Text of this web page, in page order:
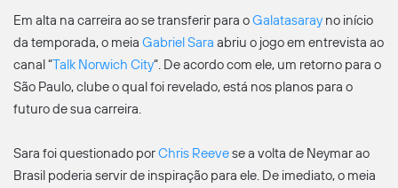
Em alta na carreira ao se transferir para oGalatasarayno início
da temporada, o meia Gabriel Sara abriu o jogo em entrevista ao
canal “Talk Norwich City“. De acordo com ele, um retorno para o
São Paulo, clube o qual foi revelado, está nos planos para o
futuro de sua carreira.
Sara foi questionado porChris Reevese a volta de Neymar ao
Brasil poderia servir de inspiração para ele. De imediato, o meia